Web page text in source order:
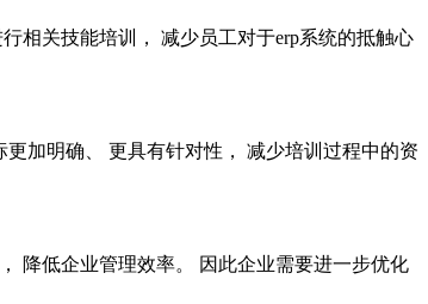
相关技能培训， 减少员工对于erp系统的抵触心
加明确、 更具有针对性， 减少培训过程中的资
降低企业管理效率。 因此企业需要进一步优化